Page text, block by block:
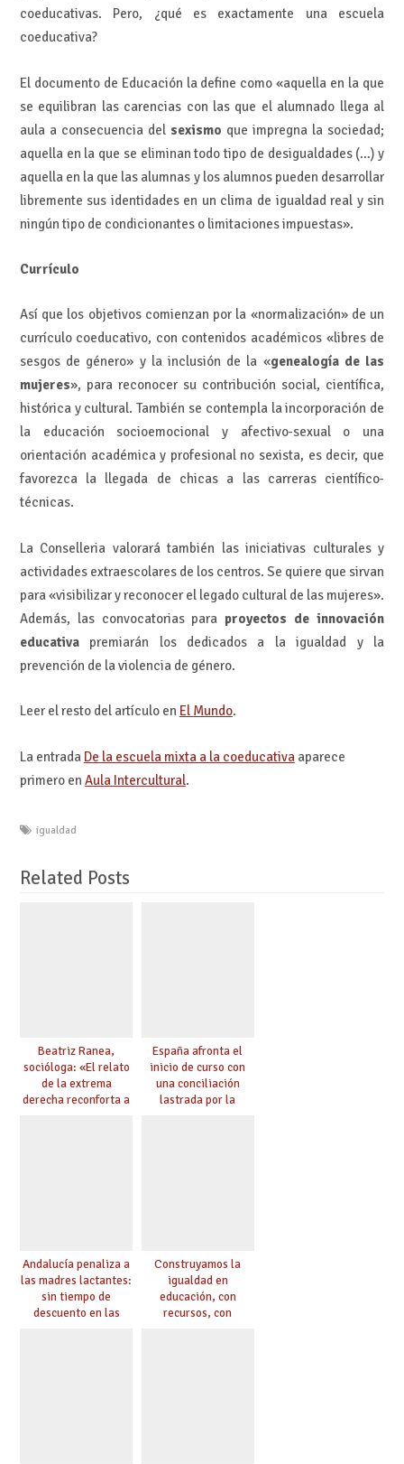
coeducativas. Pero, ¿qué es exactamente una escuela
coeducativa?
El documento de Educación la define como «aquella en la que
se equilibran las carencias con las que el alumnado llega al
aula a consecuencia del sexismo que impregna la sociedad;
aquella en la que se eliminan todo tipo de desigualdades (…) y
aquella en la que las alumnas y los alumnos pueden desarrollar
libremente sus identidades en un clima de igualdad real y sin
ningún tipo de condicionantes o limitaciones impuestas».
Currículo
Así que los objetivos comienzan por la «normalización» de un
currículo coeducativo, con contenidos académicos «libres de
sesgos de género» y la inclusión de la «genealogía de las
mujeres», para reconocer su contribución social, científica,
histórica y cultural. También se contempla la incorporación de
la educación socioemocional y afectivo-sexual o una
orientación académica y profesional no sexista, es decir, que
favorezca la llegada de chicas a las carreras científico-
técnicas.
La Conselleria valorará también las iniciativas culturales y
actividades extraescolares de los centros. Se quiere que sirvan
para «visibilizar y reconocer el legado cultural de las mujeres».
Además, las convocatorias para proyectos de innovación
educativapremiarán los dedicados a la igualdad y la
prevención de la violencia de género.
Leer el resto del artículo en El Mundo.
La entrada De la escuela mixta a la coeducativaaparece
primero en Aula Intercultural.
igualdad
Related Posts
Beatriz Ranea,
socióloga: «El relato
de la extrema
derecha reconforta a
España afronta el
inicio de curso con
una conciliación
lastrada por la
Andalucía penaliza a
las madres lactantes:
sin tiempo de
descuento en las
Construyamos la
igualdad en
educación, con
recursos, con